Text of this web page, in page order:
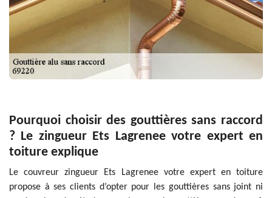
Pourquoi choisir des gouttières sans raccord
? Le zingueur Ets Lagrenee votre expert en
toiture explique
Le couvreur zingueur Ets Lagrenee votre expert en toiture
propose à ses clients d’opter pour les gouttières sans joint ni